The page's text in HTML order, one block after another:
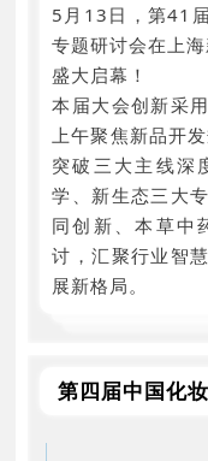
5月13日，第41
专题研讨会在上
盛大启幕！
本届大会创新采
上午聚焦新品开
突破三大主线深
学、新生态三大
同创新、本草中
讨，汇聚行业智
展新格局。
第四届中国化